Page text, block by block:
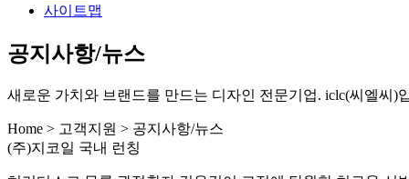
사이트맵
공지사항/뉴스
새로운 가치와 브랜드를 만드는 디자인 전문기업. iclc(씨엘씨)
Home > 고객지원 > 공지사항/뉴스
(주)지코일 국내 런칭